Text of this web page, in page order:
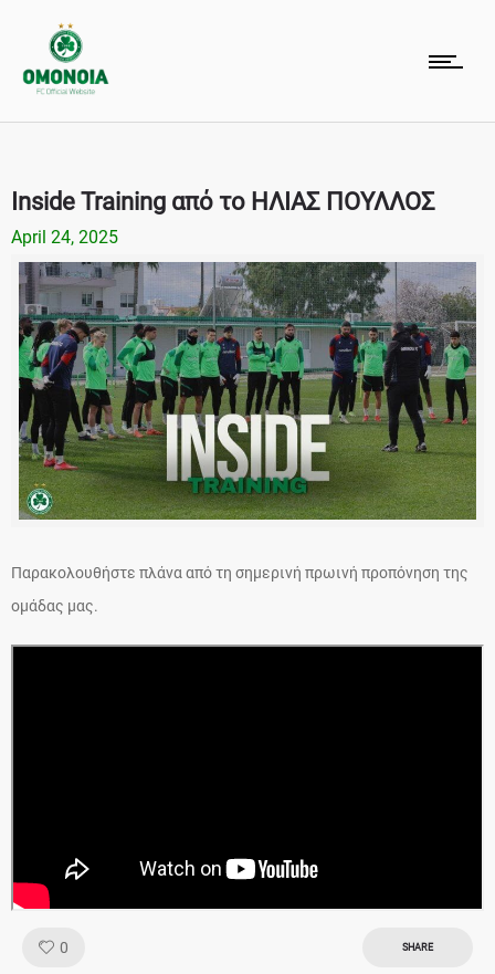
Inside Training από το ΗΛΙΑΣ ΠΟΥΛΛΟΣ
April 24, 2025
Παρακολουθήστε πλάνα από τη σημερινή πρωινή προπόνηση της
ομάδας μας.
0 SHARE